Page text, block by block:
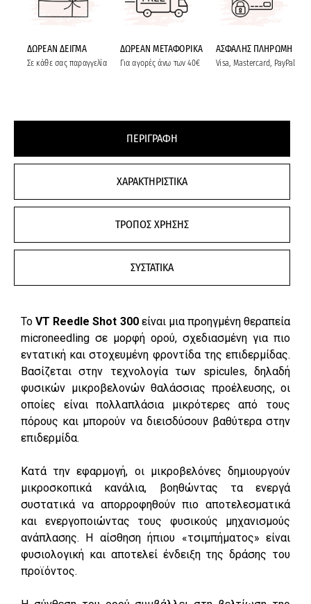
ΔΩΡΕΑΝ ΔΕΙΓΜΑ
Σε κάθε σας παραγγελία
ΔΩΡΕΑΝ ΜΕΤΑΦΟΡΙΚΑ
Για αγορές άνω των 40€
ΑΣΦΑΛΗΣ ΠΛΗΡΩΜΗ
Visa, Mastercard, PayPal
ΠΕΡΙΓΡΑΦΗ
ΧΑΡΑΚΤΗΡΙΣΤΙΚΑ
ΤΡΟΠΟΣ ΧΡΗΣΗΣ
ΣΥΣΤΑΤΙΚΑ
ΤοVT Reedle Shot 300είναι μια προηγμένη θεραπεία
microneedling σε μορφή ορού, σχεδιασμένη για πιο
εντατική και στοχευμένη φροντίδα της επιδερμίδας.
Βασίζεται στην τεχνολογία των spicules, δηλαδή
φυσικών μικροβελονών θαλάσσιας προέλευσης, οι
οποίες είναι πολλαπλάσια μικρότερες από τους
πόρους και μπορούν να διεισδύσουν βαθύτερα στην
επιδερμίδα.
Κατά την εφαρμογή, οι μικροβελόνες δημιουργούν
μικροσκοπικά κανάλια, βοηθώντας τα ενεργά
συστατικά να απορροφηθούν πιο αποτελεσματικά
και ενεργοποιώντας τους φυσικούς μηχανισμούς
ανάπλασης. Η αίσθηση ήπιου «τσιμπήματος» είναι
φυσιολογική και αποτελεί ένδειξη της δράσης του
προϊόντος.